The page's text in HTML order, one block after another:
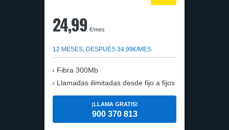
24,99 €/mes
12 MESES, DESPUÉS 34,99€/MES
Fibra 300Mb
Llamadas ilimitadas desde fijo a fijos
¡LLAMA GRATIS!
900 370 813